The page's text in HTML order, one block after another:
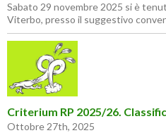
Sabato 29 novembre 2025 si è
Viterbo, presso il suggestivo
Criterium RP 2025/26.
Ottobre 27th, 2025